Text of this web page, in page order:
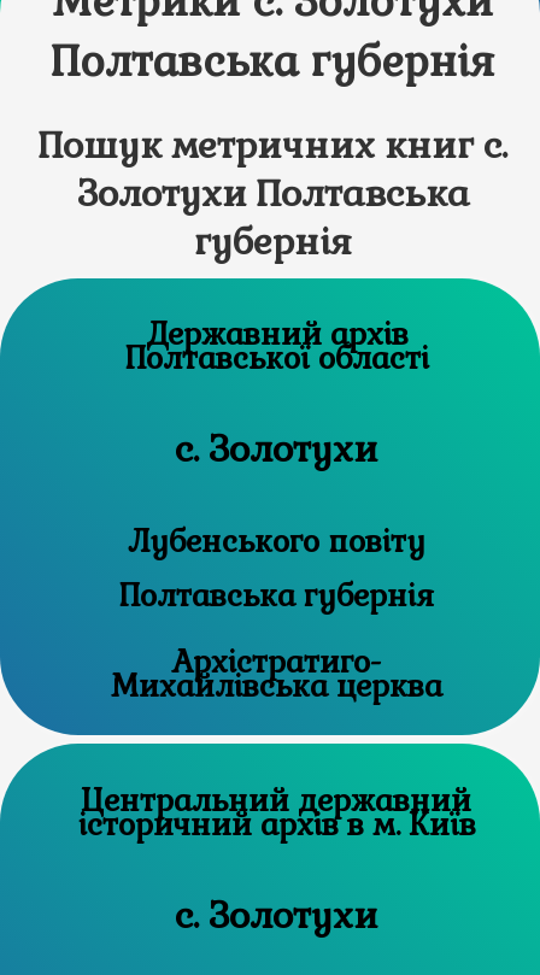
Полтавська губернія
Пошук метричних книг с.
Золотухи Полтавська
губернія
Державний архів
Полтавської області
с. Золотухи
Лубенського повіту
Полтавська губернія
Архістратиго-
Михайлівська церква
Центральний державний
історичний архів в м. Київ
с. Золотухи